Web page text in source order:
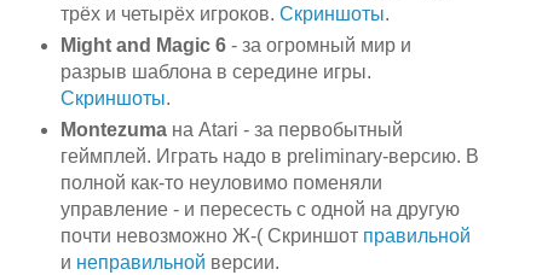
трёх и четырёх игроков. Скриншоты.
Might and Magic 6- за огромный мир и
разрыв шаблона в середине игры.
Скриншоты.
Montezumaна Atari - за первобытный
геймплей. Играть надо в preliminary-версию. В
полной как-то неуловимо поменяли
управление - и пересесть с одной на другую
почти невозможно Ж-( Скриншот правильной
и неправильной версии.